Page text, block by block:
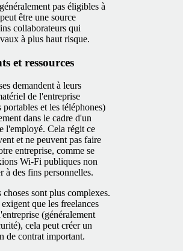
pas éligibles à
être une source
collaborateurs qui
à plus haut risque.
et ressources
demandent à leurs
de l'entreprise
et les téléphones)
dans le cadre d'un
l'employé. Cela régit ce
et ne peuvent pas faire
entreprise, comme se
Wi-Fi publiques non
à des fins personnelles.
sont plus complexes.
que les freelances
(généralement
cela peut créer un
de contrat important.